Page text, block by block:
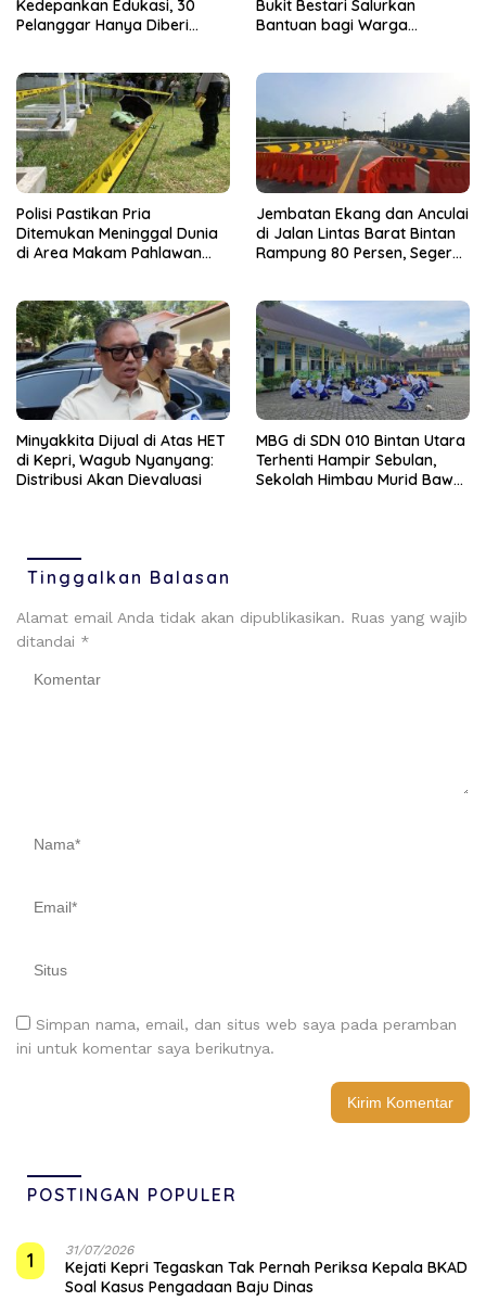
Kedepankan Edukasi, 30
Pelanggar Hanya Diberi
Bukit Bestari Salurkan
Bantuan bagi Warga
Polisi Pastikan Pria
Ditemukan Meninggal Dunia
di Area Makam Pahlawan
Jembatan Ekang dan Anculai
di Jalan Lintas Barat Bintan
Rampung 80 Persen, Segera
Minyakkita Dijual di Atas HET
di Kepri, Wagub Nyanyang:
Distribusi Akan Dievaluasi
MBG di SDN 010 Bintan Utara
Terhenti Hampir Sebulan,
Sekolah Himbau Murid Bawa
Tinggalkan Balasan
Alamat email Anda tidak akan dipublikasikan. Ruas yang wajib
ditandai *
Simpan nama, email, dan situs web saya pada peramban
ini untuk komentar saya berikutnya.
POSTINGAN POPULER
1 31/07/2026
Kejati Kepri Tegaskan Tak Pernah Periksa Kepala BKAD
Soal Kasus Pengadaan Baju Dinas